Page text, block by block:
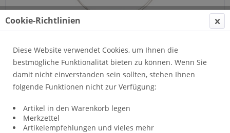
Anhänger Kreis klein gebürstet Bild 301
Filtern
Cookie-Richtlinien
Diese Website verwendet Cookies, um Ihnen die
bestmögliche Funktionalität bieten zu können. Wenn Sie
damit nicht einverstanden sein sollten, stehen Ihnen
folgende Funktionen nicht zur Verfügung:
Artikel in den Warenkorb legen
Merkzettel
Artikelempfehlungen und vieles mehr